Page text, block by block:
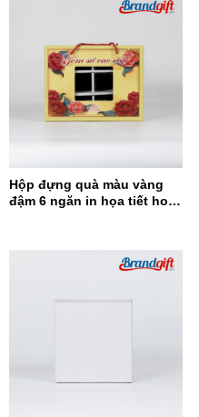
Hộp đựng quà màu vàng
đậm 6 ngăn in họa tiết hoa